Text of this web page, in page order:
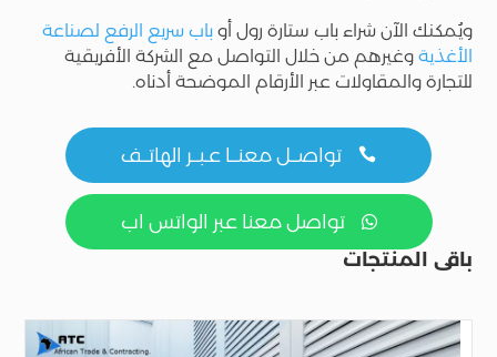
باقى المنتجات
ويُمكنك الآن شراء باب ستارة رول أوباب سريع الرفع لصناعة
الأغذية وغيرهم من خلال التواصل مع الشركة الأفريقية
للتجارة والمقاولات عبر الأرقام الموضحة أدناه.
تواصــل معنــا عـبــر الهاتــف 
تواصل معنا عبر الواتس اب 